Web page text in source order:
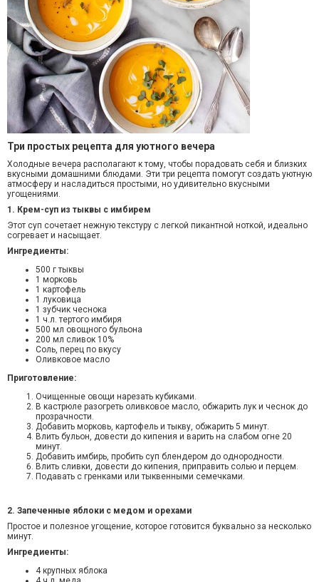
Три простых рецепта для уютного вечера
Холодные вечера располагают к тому, чтобы порадовать себя и близких
вкусными домашними блюдами. Эти три рецепта помогут создать уютную
атмосферу и насладиться простыми, но удивительно вкусными
угощениями.
1. Крем-суп из тыквы с имбирем
Этот суп сочетает нежную текстуру с легкой пикантной ноткой, идеально
согревает и насыщает.
Ингредиенты:
500 г тыквы
1 морковь
1 картофель
1 луковица
1 зубчик чеснока
1 ч.л. тертого имбиря
500 мл овощного бульона
200 мл сливок 10%
Соль, перец по вкусу
Оливковое масло
Приготовление:
Очищенные овощи нарезать кубиками.
В кастрюле разогреть оливковое масло, обжарить лук и чеснок до
прозрачности.
Добавить морковь, картофель и тыкву, обжарить 5 минут.
Влить бульон, довести до кипения и варить на слабом огне 20
минут.
Добавить имбирь, пробить суп блендером до однородности.
Влить сливки, довести до кипения, приправить солью и перцем.
Подавать с гренками или тыквенными семечками.
2. Запеченные яблоки с медом и орехами
Простое и полезное угощение, которое готовится буквально за несколько
минут.
Ингредиенты:
4 крупных яблока